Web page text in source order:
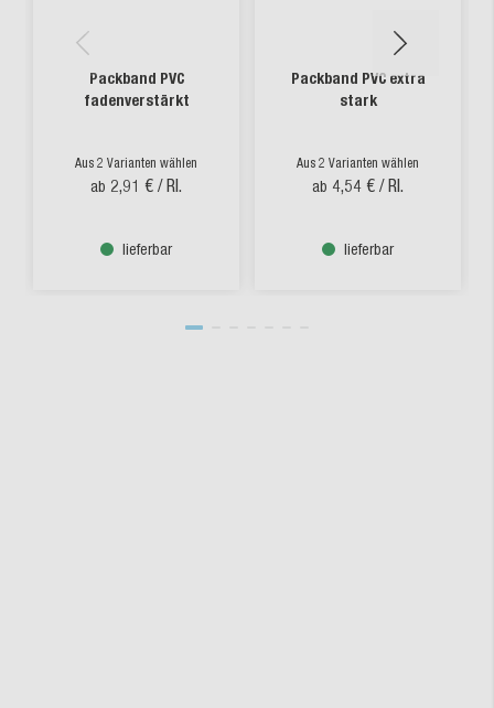
Packband PVC
fadenverstärkt
Aus 2 Varianten wählen
ab 2,91 € / Rl.
lieferbar
Packband PVC extra
stark
Aus 2 Varianten wählen
ab 4,54 € / Rl.
lieferbar